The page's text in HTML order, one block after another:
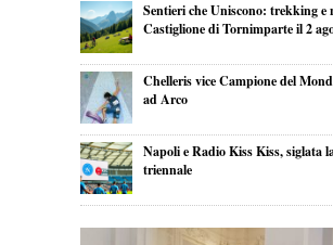
Sentieri che Uniscono: trekking e
Castiglione di Tornimparte il 2
Chelleris vice Campione del
ad Arco
Napoli e Radio Kiss Kiss, siglata
triennale